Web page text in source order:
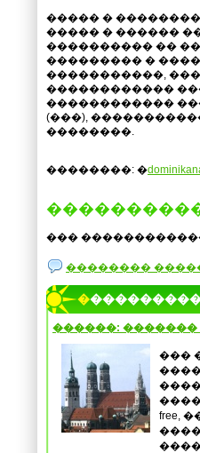
����� �
����� � ������
���������� ��
��������� �
�����������,
������������
������������
(���),
��������.
��������: �
���
��������
������:
���
free,